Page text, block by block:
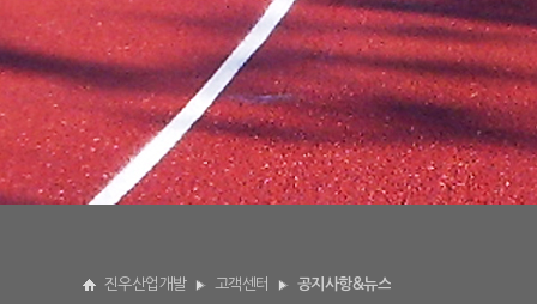
진우산업개발 고객센터 공지사항&뉴스